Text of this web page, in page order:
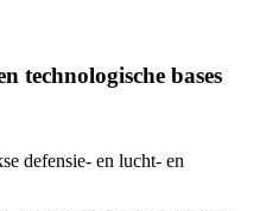
technologische bases
defensie- en lucht- en